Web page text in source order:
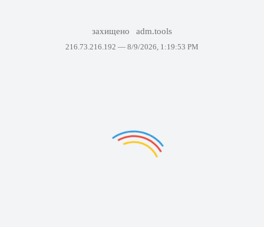
захищено adm.tools
216.73.216.192 — 8/9/2026, 1:19:53 PM